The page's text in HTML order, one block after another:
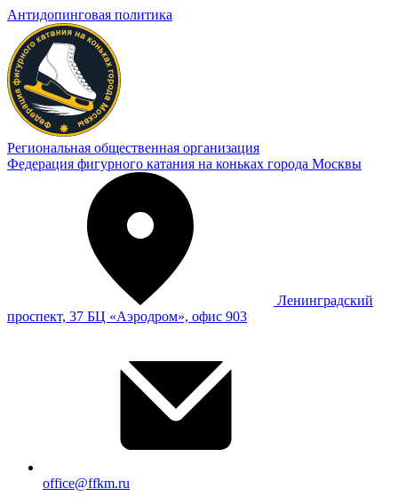
Антидопинговая политика
Региональная общественная организация
Федерация фигурного катания на коньках города Москвы
Ленинградский
проспект, 37 БЦ «Аэродром», офис 903
office@ffkm.ru